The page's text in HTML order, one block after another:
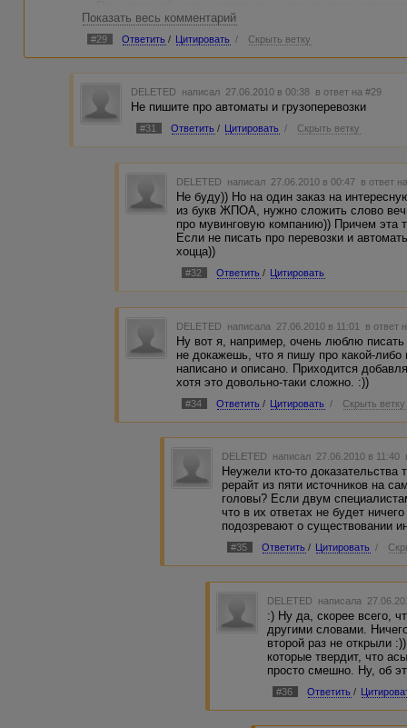
получается что похоже. И со структурой так же. Что бы
переписыватьвпень. Не начнешь же писать про
такое, что приходится делать рерайт рерайта, и
желтое))
Показать весь комментарий
#29 Ответить / Цитировать / Скрыть ветку
DELETED написал 27.06.2010 в 00:38 в ответ на #29
Не пишите про автоматы и грузоперевозки
#31 Ответить / Цитировать / Скрыть ветку
DELETED написал 27.06.2010 в 00:47 в ответ
Не буду)) Но на один заказ на
из букв ЖПОА, нужно сложить слово
про мувинговую компанию)) Причем эта
Если не писать про перевозки и
хоцца))
#32 Ответить / Цитировать
DELETED написала 27.06.2010 в 11:01 в ответ
Ну вот я, например, очень люблю
не докажешь, что я пишу про какой-
написано и описано. Приходится
хотя это довольно-таки сложно. :))
#34 Ответить / Цитировать / Скрыть ветку
DELETED написал 27.06.2010 в 11:40
Неужели кто-то доказательства
рерайт из пяти источников на
головы? Если двум
что в их ответах не будет
подозревают о существовании
#35 Ответить / Цитировать /
DELETED написала
:) Ну да, скорее всего,
другими словами.
второй раз не открыли
которые твердит, что
просто смешно. Ну, об
#36 Ответить /